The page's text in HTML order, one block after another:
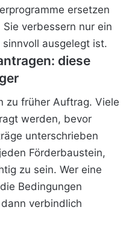
ersetzen
verbessern nur ein
ausgelegt ist.
diese
zu früher Auftrag. Viele
werden, bevor
unterschrieben
Förderbaustein,
zu sein. Wer eine
Bedingungen
verbindlich